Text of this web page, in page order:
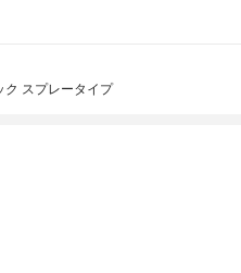
ク スプレータイプ